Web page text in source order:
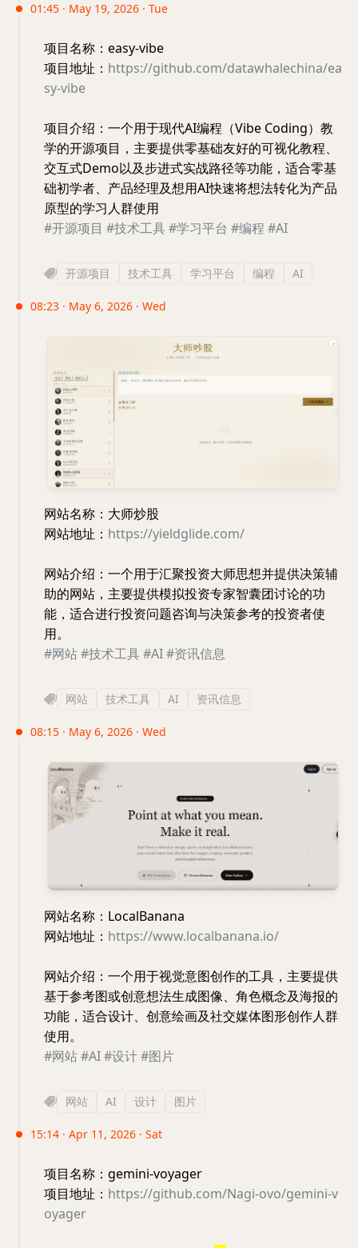
01:45 · May 19, 2026 · Tue
项目名称：easy-vibe
项目地址： https://github.com/datawhalechina/ea
sy-vibe
项目介绍：一个用于现代AI编程（Vibe Coding）教
学的开源项目，主要提供零基础友好的可视化教程、
交互式Demo以及步进式实战路径等功能，适合零基
础初学者、产品经理及想用AI快速将想法转化为产品
原型的学习人群使用
#开源项目 #技术工具#学习平台 #编程 #AI
开源项目 技术工具 学习平台 编程 AI
08:23 · May 6, 2026 · Wed
网站名称：大师炒股
网站地址： https://yieldglide.com/
网站介绍：一个用于汇聚投资大师思想并提供决策辅
助的网站，主要提供模拟投资专家智囊团讨论的功
能，适合进行投资问题咨询与决策参考的投资者使
用。
#网站#技术工具#AI#资讯信息
网站 技术工具 AI 资讯信息
08:15 · May 6, 2026 · Wed
网站名称：LocalBanana
网站地址： https://www.localbanana.io/
网站介绍：一个用于视觉意图创作的工具，主要提供
基于参考图或创意想法生成图像、角色概念及海报的
功能，适合设计、创意绘画及社交媒体图形创作人群
使用。
#网站#AI#设计#图片
网站 AI 设计 图片
15:14 · Apr 11, 2026 · Sat
项目名称：gemini-voyager
项目地址： https://github.com/Nagi-ovo/gemini-v
oyager